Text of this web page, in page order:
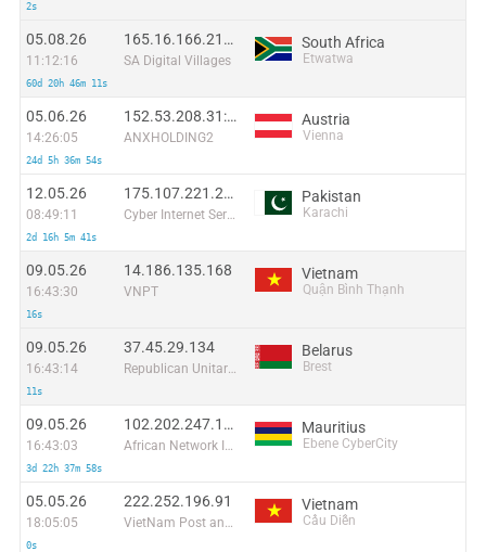
2s
05.08.26
11:12:16
60d 20h 46m 11s
165.16.166.210:24736
SA Digital Villages
South Africa
Etwatwa
05.06.26
14:26:05
24d 5h 36m 54s
152.53.208.31:54878
ANXHOLDING2
Austria
Vienna
12.05.26
08:49:11
2d 16h 5m 41s
175.107.221.213:51592
Cyber Internet Services Pakistan
Pakistan
Karachi
09.05.26
16:43:30
16s
14.186.135.168
VNPT
Vietnam
Quận Bình Thạnh
09.05.26
16:43:14
11s
37.45.29.134
Republican Unitary Telecommunication Enterprise Beltelecom
Belarus
Brest
09.05.26
16:43:03
3d 22h 37m 58s
102.202.247.186
African Network Information Center - (AfriNIC) Ltd
Mauritius
Ebene CyberCity
05.05.26
18:05:05
0s
222.252.196.91
VietNam Post and Telecom Corporation
Vietnam
Cầu Diễn